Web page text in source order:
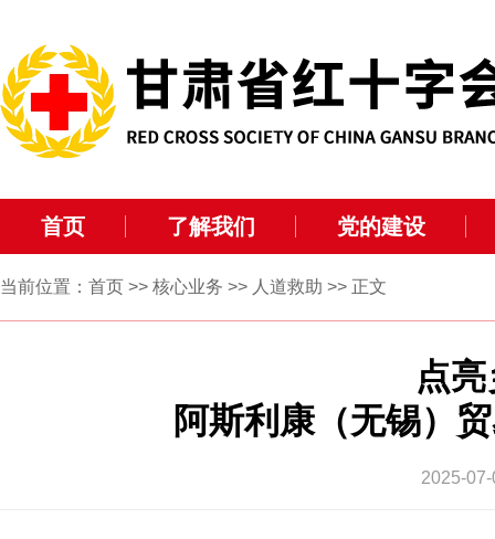
首页 了解我们 党的建设
当前位置： 首页 >> 核心业务 >> 人道救助 >> 正文
点
阿斯利康（无锡）
2025-